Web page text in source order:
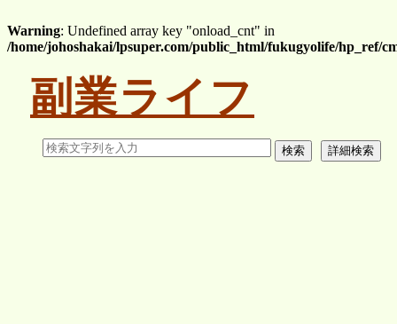
Warning: Undefined array key "onload_cnt" in
/home/johoshakai/lpsuper.com/public_html/fukugyolife/hp_ref/
副業ライフ